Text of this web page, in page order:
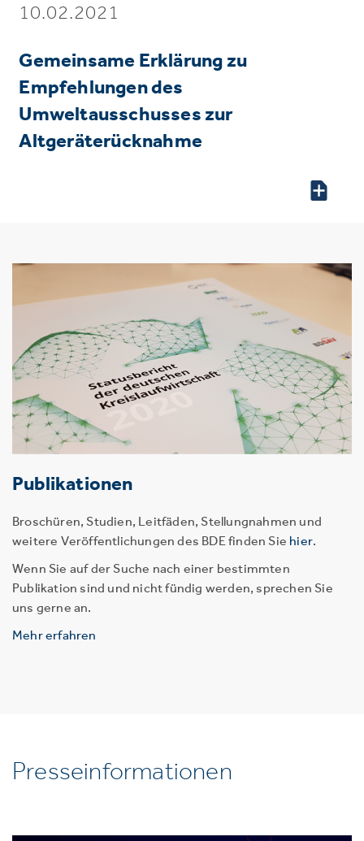
10.02.2021
Gemeinsame Erklärung zu
Empfehlungen des
Umweltausschusses zur
Altgeräterücknahme
Publikationen
Broschüren, Studien, Leitfäden, Stellungnahmen und
weitere Veröffentlichungen des BDE finden Sie hier.
Wenn Sie auf der Suche nach einer bestimmten
Publikation sind und nicht fündig werden, sprechen Sie
uns gerne an.
Mehr erfahren
Presseinformationen